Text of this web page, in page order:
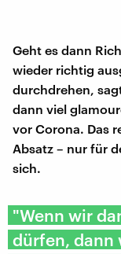
Geht es dann
wieder richtig
durchdrehen,
dann viel
vor Corona. Das
Absatz – nur für
sich.
"Wenn wir
dürfen, dann